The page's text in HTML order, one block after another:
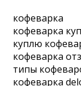
кофеварка
кофеварка
куплю
кофеварка
типы
кофеварка